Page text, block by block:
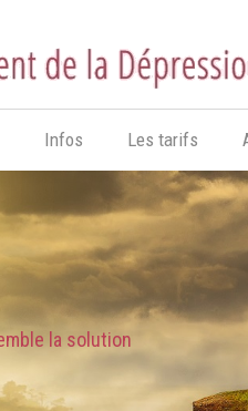
Infos Les tarifs
la solution